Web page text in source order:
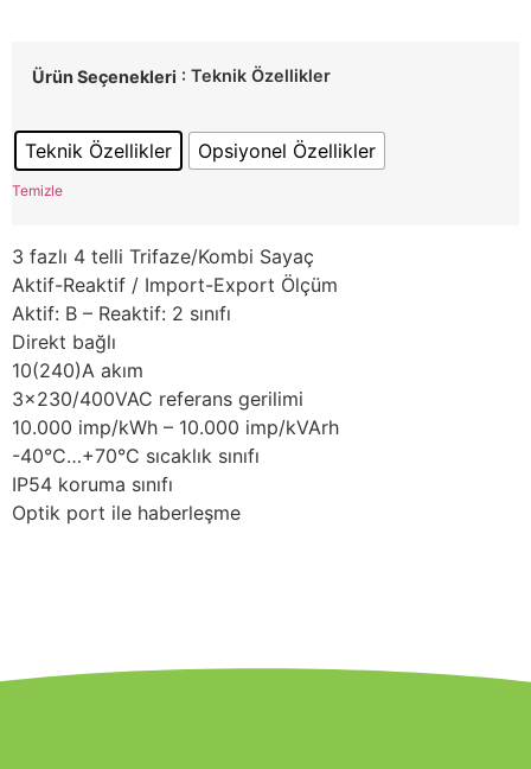
Ürün Seçenekleri : Teknik Özellikler
Teknik Özellikler Opsiyonel Özellikler
Temizle
3 fazlı 4 telli Trifaze/Kombi Sayaç
Aktif-Reaktif / Import-Export Ölçüm
Aktif: B – Reaktif: 2 sınıfı
Direkt bağlı
10(240)A akım
3×230/400VAC referans gerilimi
10.000 imp/kWh – 10.000 imp/kVArh
-40°C…+70°C sıcaklık sınıfı
IP54 koruma sınıfı
Optik port ile haberleşme